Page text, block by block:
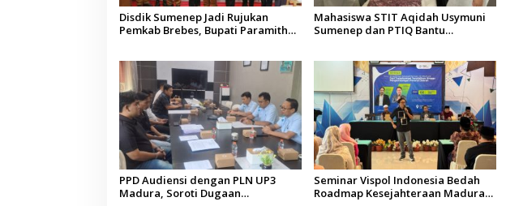
Disdik Sumenep Jadi Rujukan
Pemkab Brebes, Bupati Paramitha
Mahasiswa STIT Aqidah Usymuni
Sumenep dan PTIQ Bantu
PPD Audiensi dengan PLN UP3
Madura, Soroti Dugaan
Seminar Vispol Indonesia Bedah
Roadmap Kesejahteraan Madura,